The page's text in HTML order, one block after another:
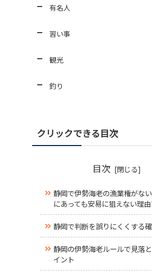
有名人
習い事
観光
釣り
クリックできる目次
目次
静岡で伊勢海老の漁業権がな
にあっても安易に狙えない理
静岡で判断を誤りにくくする
静岡の伊勢海老ルールで見落
イント